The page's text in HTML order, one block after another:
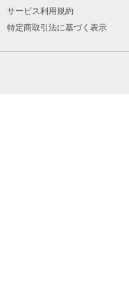
サービス利用規約
特定商取引法に基づく表示